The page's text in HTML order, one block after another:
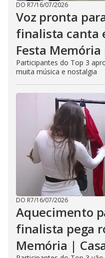
DO R7/16/07/2026
Voz pronta
finalista canta
Festa
Participantes do Top 3
muita música e nostalgia
DO R7/16/07/2026
Aquecimento
finalista pega
Memória |